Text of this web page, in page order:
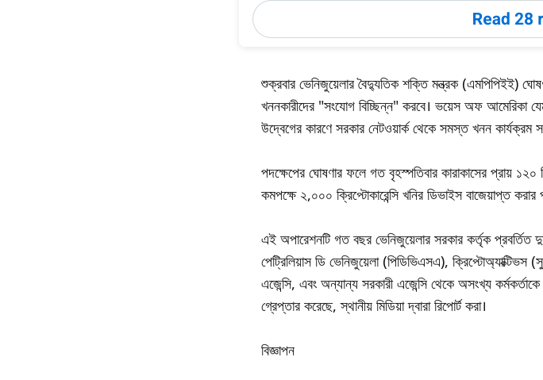
শুক্রবার ভেনিজুয়েলার বৈদ্যুতিক শক্তি মন্ত্রক (এমপিপিইই)
খননকারীদের "সংযোগ বিচ্ছিন্ন" করবে। ভয়েস অফ আমেরিকা
উদ্বেগের কারণে সরকার নেটওয়ার্ক থেকে সমস্ত খনন কার্যক্রম
পদক্ষেপের ঘোষণার ফলে গত বৃহস্পতিবার কারাকাসের প্রায় ১২০
কমপক্ষে ২,০০০ ক্রিপ্টোকারেন্সি খনির ডিভাইস বাজেয়াপ্ত করার
এই অপারেশনটি গত বছর ভেনিজুয়েলার সরকার কর্তৃক প্রবর্তিত
পেট্রিলিয়াস ডি ভেনিজুয়েলা (পিডিভিএসএ), ক্রিপ্টোঅ্যাক্টিভস
এজেন্সি, এবং অন্যান্য সরকারী এজেন্সি থেকে অসংখ্য
গ্রেপ্তার করেছে, স্থানীয় মিডিয়া দ্বারা রিপোর্ট করা।
বিজ্ঞাপন